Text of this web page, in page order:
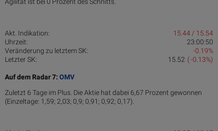
Agilität ist bei 0 Prozent des Schnitts.
Akt. Indikation:
15.44 / 15.54
Uhrzeit:
23:00:50
Veränderung zu letztem SK:
-0.19%
Letzter SK:
( -0.13%)
15.52
Auf dem Radar 7: OMV
Zuletzt 6 Tage im Plus. Die Aktie hat dabei 6,67 Prozent gewonnen
(Einzeltage: 1,59; 2,03; 0,9; 0,91; 0,92; 0,17).